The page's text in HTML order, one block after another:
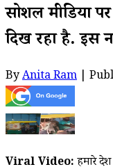
सोशल मीडिया
दिख रहा है. इस
ByAnita Ram |
Viral Video:हमारे